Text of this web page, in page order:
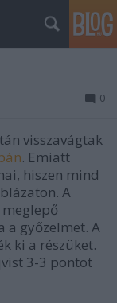
0
visszavágtak
. Emiatt
hiszen mind
A
meglepő
a győzelmet. A
ki a részüket.
3-3 pontot